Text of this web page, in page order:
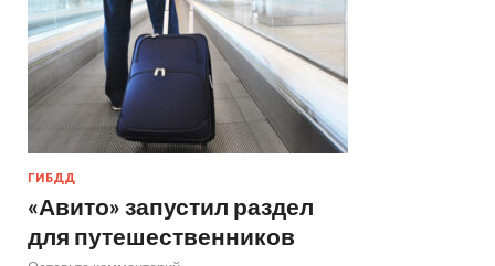
ГИБДД
«Авито» запустил раздел
для путешественников